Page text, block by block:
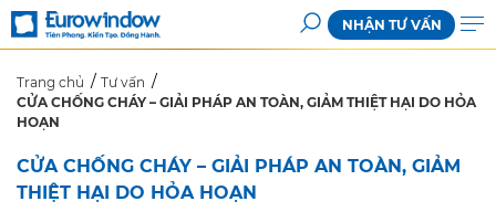
NHẬN TƯ VẤN
Trang chủ
Tư vấn
CỬA CHỐNG CHÁY – GIẢI PHÁP AN TOÀN, GIẢM THIỆT HẠI DO HỎA
HOẠN
CỬA CHỐNG CHÁY – GIẢI PHÁP AN TOÀN, GIẢM
THIỆT HẠI DO HỎA HOẠN